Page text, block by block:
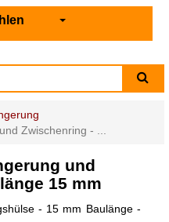
Zwischenring - ...
und
15 mm
- 15 mm Baulänge -